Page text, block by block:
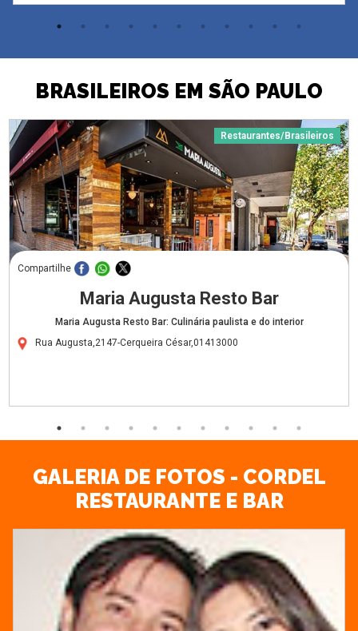
BRASILEIROS EM SÃO PAULO
Restaurantes/Brasileiros
Compartilhe
Maria Augusta Resto Bar
Maria Augusta Resto Bar: Culinária paulista e do interior
Rua Augusta,2147-Cerqueira César,01413000
GALERIA DE FOTOS - CORDEL
RESTAURANTE E BAR